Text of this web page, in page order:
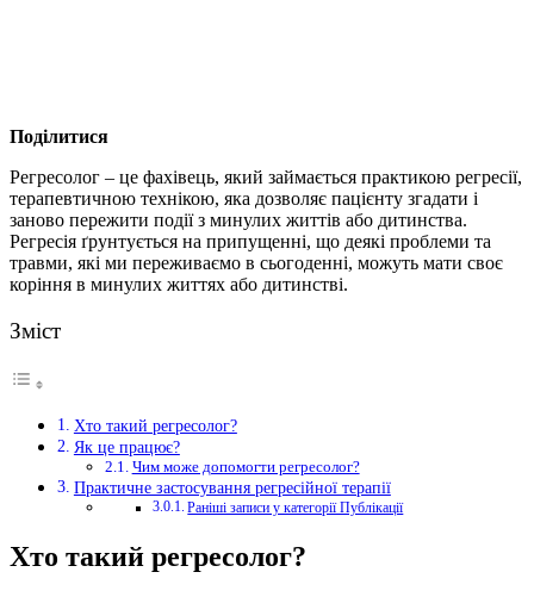
Поділитися
Регресолог – це фахівець, який займається практикою регресії,
терапевтичною технікою, яка дозволяє пацієнту згадати і
заново пережити події з минулих життів або дитинства.
Регресія ґрунтується на припущенні, що деякі проблеми та
травми, які ми переживаємо в сьогоденні, можуть мати своє
коріння в минулих життях або дитинстві.
Зміст
Хто такий регресолог?
Як це працює?
Чим може допомогти регресолог?
Практичне застосування регресійної терапії
Раніші записи у категорії Публікації
Хто такий регресолог?